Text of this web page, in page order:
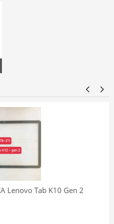
Lenovo Tab K10 Gen 2